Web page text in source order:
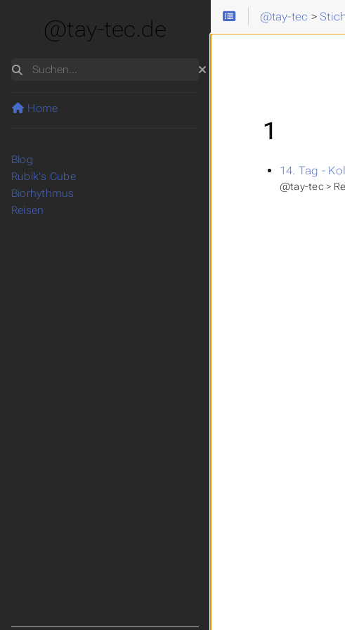
@tay-tec >
1
14. Tag -
@tay-tec >
@tay-tec.de
Suchen
Home
Blog
Rubik's Cube
Biorhythmus
Reisen